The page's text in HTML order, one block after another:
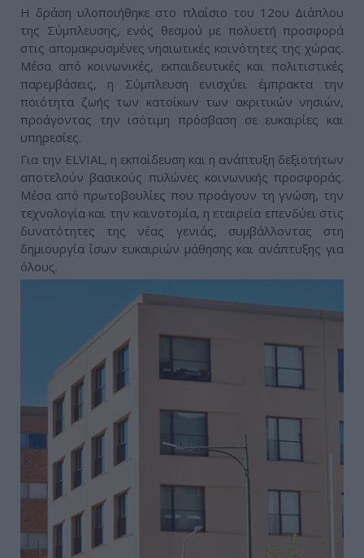
Η δράση υλοποιήθηκε στο πλαίσιο του 12ου Διάπλου
της Σύμπλευσης, ενός θεσμού με πολυετή προσφορά
στις απομακρυσμένες νησιωτικές κοινότητες της χώρας.
Μέσα από κοινωνικές, εκπαιδευτικές και πολιτιστικές
παρεμβάσεις, η Σύμπλευση ενισχύει έμπρακτα την
ποιότητα ζωής των κατοίκων των ακριτικών νησιών,
προάγοντας την ισότιμη πρόσβαση σε ευκαιρίες και
υπηρεσίες.
Για την ELVIAL, η εκπαίδευση και η ανάπτυξη δεξιοτήτων
αποτελούν βασικούς πυλώνες κοινωνικής προσφοράς.
Μέσα από πρωτοβουλίες που προάγουν τη γνώση, την
τεχνολογία και την καινοτομία, η εταιρεία επενδύει στις
δυνατότητες της νέας γενιάς, συμβάλλοντας στη
δημιουργία ίσων ευκαιριών μάθησης και ανάπτυξης για
όλους.